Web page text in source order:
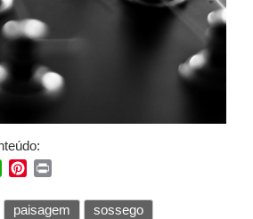
WhatsApp
Pinterest
paisagem sossego